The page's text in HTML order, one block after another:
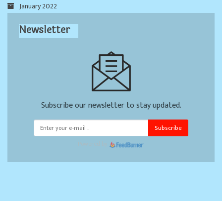
January 2022
Newsletter
Subscribe our newsletter to stay updated.
Subscribe